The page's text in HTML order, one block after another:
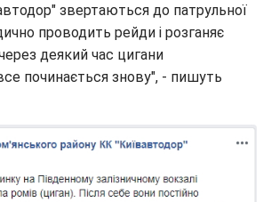
звертаються до патрульної
проводить рейди і розганяє
деякий час цигани
починається знову", - пишуть